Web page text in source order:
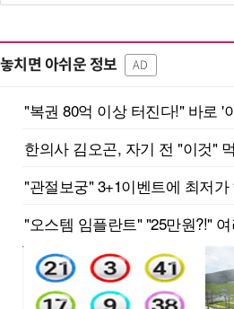
놓치면 아쉬운 정보 AD